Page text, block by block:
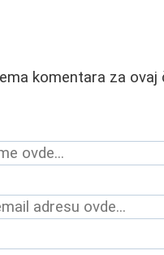
komentara za ovaj